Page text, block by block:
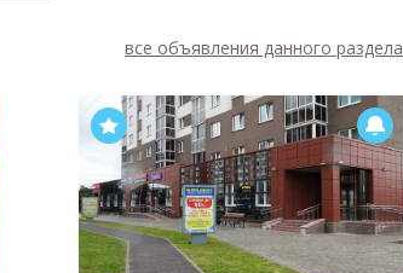
все объявления данного раздела